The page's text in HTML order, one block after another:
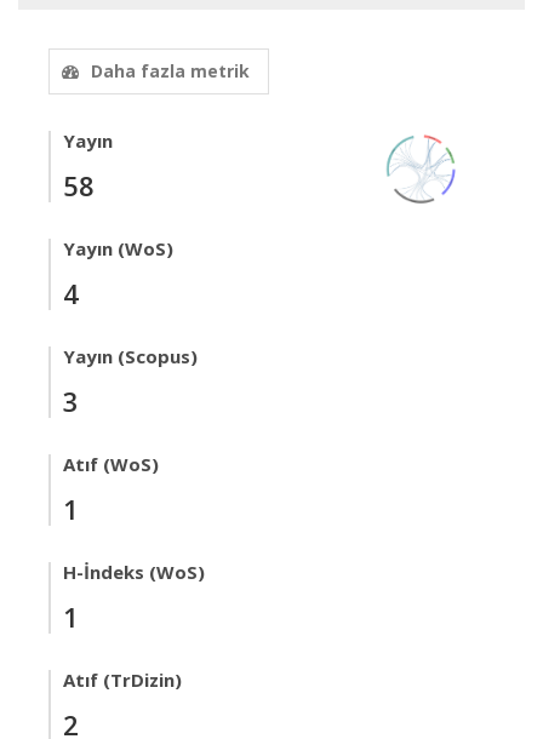
Daha fazla metrik
Yayın
58
Yayın (WoS)
4
Yayın (Scopus)
3
Atıf (WoS)
1
H-İndeks (WoS)
1
Atıf (TrDizin)
2